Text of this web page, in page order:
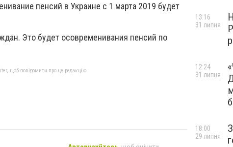
пенсий в Украине с 1 марта 2019 будет
Это будет осовременивания пенсий по
щоб повідомити про це редакцію
13:16
31 липня
12:24
31 липня
18:00
29 липня